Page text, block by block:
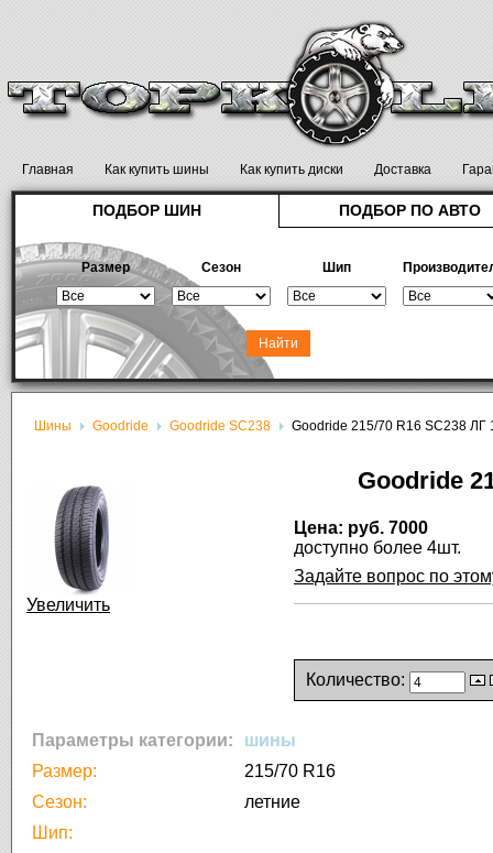
Главная Как купить шины Как купить диски Доставка
ПОДБОР ШИН ПОДБОР ПО АВТО
Размер Сезон Шип
Шины Goodride Goodride SC238 Goodride 215/70 R16 SC238 ЛГ
Увеличить
Goodride
Цена: руб. 7000
доступно более 4шт.
Задайте вопрос по
Количество:
Параметры категории:
шины
Размер:
215/70 R16
Сезон:
летние
Шип: